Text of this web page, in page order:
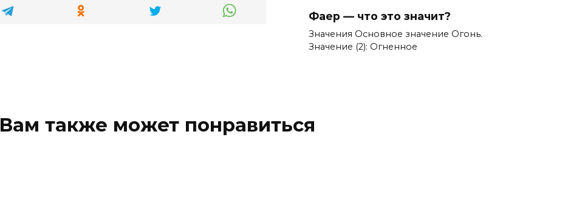
Фаер — что это значит?
Значения Основное значение Огонь.
Значение (2): Огненное
Вам также может понравиться